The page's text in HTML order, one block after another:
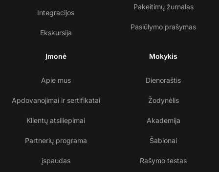
Integracijos
Ekskursija
Pakeitimų žurnalas
Pasiūlymo prašymas
Įmonė
Apie mus
Apdovanojimai ir sertifikatai
Klientų atsiliepimai
Partnerių programa
įspaudas
Mokykis
Dienoraštis
Žodynėlis
Akademija
Šablonai
Rašymo testas